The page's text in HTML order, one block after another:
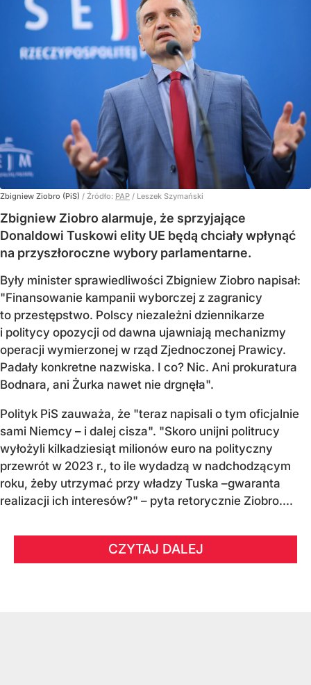
Zbigniew Ziobro (PiS) / Źródło: PAP / Leszek Szymański
Zbigniew Ziobro alarmuje, że sprzyjające
Donaldowi Tuskowi elity UE będą chciały wpłynąć
na przyszłoroczne wybory parlamentarne.
Były minister sprawiedliwości Zbigniew Ziobro napisał:
"Finansowanie kampanii wyborczej z zagranicy
to przestępstwo. Polscy niezależni dziennikarze
i politycy opozycji od dawna ujawniają mechanizmy
operacji wymierzonej w rząd Zjednoczonej Prawicy.
Padały konkretne nazwiska. I co? Nic. Ani prokuratura
Bodnara, ani Żurka nawet nie drgnęła".
Polityk PiS zauważa, że "teraz napisali o tym oficjalnie
sami Niemcy – i dalej cisza". "Skoro unijni politrucy
wyłożyli kilkadziesiąt milionów euro na polityczny
przewrót w 2023 r., to ile wydadzą w nadchodzącym
roku, żeby utrzymać przy władzy Tuska –gwaranta
realizacji ich interesów?" – pyta retorycznie Ziobro....
CZYTAJ DALEJ